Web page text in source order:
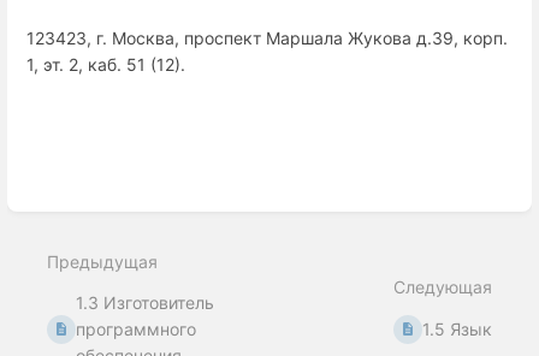
123423, г. Москва, проспект Маршала Жукова д.39, корп.
1, эт. 2, каб. 51 (12).
Предыдущая
1.3 Изготовитель
программного
Следующая
1.5 Язык